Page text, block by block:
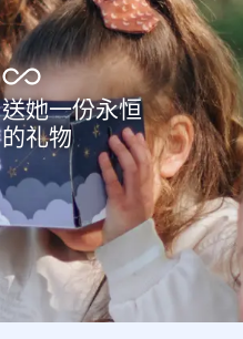
送她一份永恒
的礼物